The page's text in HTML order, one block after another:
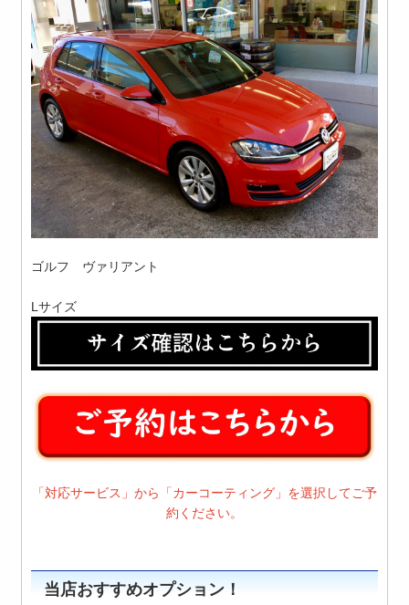
ゴルフ ヴァリアント
Lサイズ
「対応サービス」から「カーコーティング」を選択してご予
約ください。
当店おすすめオプション！